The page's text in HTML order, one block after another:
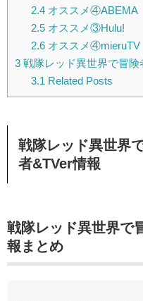
2.4オススメ④ABEMA
2.5オススメ③Hulu!
2.6オススメ④mieruTV
3 戦隊レッド異世界で冒
3.1 Related Posts
戦隊レッド異世界
者&TVer情報
戦隊レッド異世界で
報まとめ